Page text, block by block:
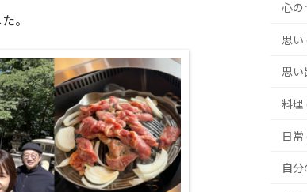
。
心の
思い
思い
料理
日常
自分